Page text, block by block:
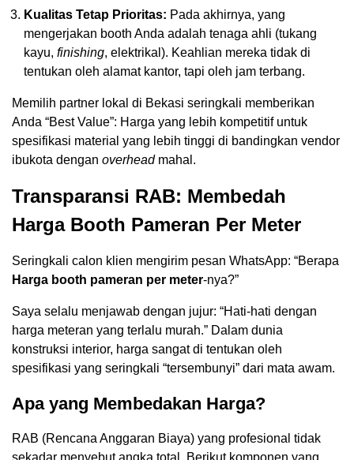
Kualitas Tetap Prioritas: Pada akhirnya, yang
mengerjakan booth Anda adalah tenaga ahli (tukang
kayu, finishing, elektrikal). Keahlian mereka tidak di
tentukan oleh alamat kantor, tapi oleh jam terbang.
Memilih partner lokal di Bekasi seringkali memberikan
Anda “Best Value”: Harga yang lebih kompetitif untuk
spesifikasi material yang lebih tinggi di bandingkan vendor
ibukota dengan overheadmahal.
Transparansi RAB: Membedah
Harga Booth Pameran Per Meter
Seringkali calon klien mengirim pesan WhatsApp: “Berapa
Harga booth pameran per meter-nya?”
Saya selalu menjawab dengan jujur: “Hati-hati dengan
harga meteran yang terlalu murah.” Dalam dunia
konstruksi interior, harga sangat di tentukan oleh
spesifikasi yang seringkali “tersembunyi” dari mata awam.
Apa yang Membedakan Harga?
RAB (Rencana Anggaran Biaya) yang profesional tidak